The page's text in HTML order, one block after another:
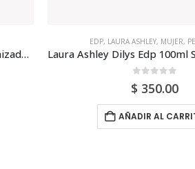
Laura Ashley Dilys Edp 100ml Sin Atomizador Para Mujer
EDP, LAURA ASHLEY, MUJER,
Laura Ashley Dilys Edp
$ 199.00
AÑADIR AL